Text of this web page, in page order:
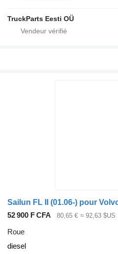
TruckParts Eesti OÜ
Sailun FL II (01.06-) pour
52 900 F CFA
80,65 € ≈ 92,63 $US
Roue
diesel